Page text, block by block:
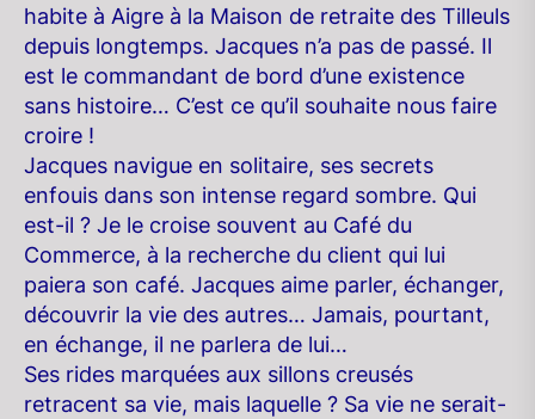
habite à Aigre à la Maison de retraite des Tilleuls
depuis longtemps. Jacques n’a pas de passé. Il
est le commandant de bord d’une existence
sans histoire… C’est ce qu’il souhaite nous faire
croire !
Jacques navigue en solitaire, ses secrets
enfouis dans son intense regard sombre. Qui
est-il ? Je le croise souvent au Café du
Commerce, à la recherche du client qui lui
paiera son café. Jacques aime parler, échanger,
découvrir la vie des autres… Jamais, pourtant,
en échange, il ne parlera de lui…
Ses rides marquées aux sillons creusés
retracent sa vie, mais laquelle ? Sa vie ne serait-